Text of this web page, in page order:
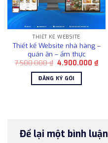
THIẾT KẾ WEBSITE
Thiết kế Website nhà hàng –
quán ăn – ẩm thực
7.500.000₫ Giá
là:
7.500.000 ₫.
4.900.000₫Giá
ĐĂNG KÝ GÓI
Để lại một bình luận